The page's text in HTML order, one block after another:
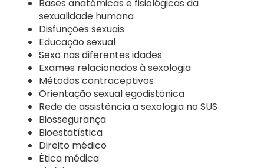
Bases anatômicas e fisiológicas da
sexualidade humana
Disfunções sexuais
Educação sexual
Sexo nas diferentes idades
Exames relacionados à sexologia
Métodos contraceptivos
Orientação sexual egodistônica
Rede de assistência a sexologia no SUS
Biossegurança
Bioestatística
Direito médico
Ética médica